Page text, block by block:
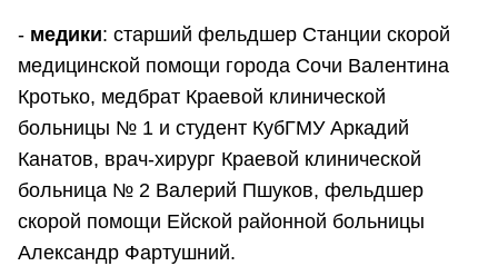
- медики: старший фельдшер Станции скорой
медицинской помощи города Сочи Валентина
Кротько, медбрат Краевой клинической
больницы № 1 и студент КубГМУ Аркадий
Канатов, врач-хирург Краевой клинической
больница № 2 Валерий Пшуков, фельдшер
скорой помощи Ейской районной больницы
Александр Фартушний.